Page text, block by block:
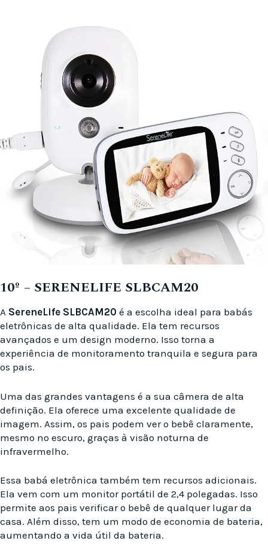
10º – SERENELIFE SLBCAM20
A SereneLife SLBCAM20 é a escolha ideal para babás
eletrônicas de alta qualidade. Ela tem recursos
avançados e um design moderno. Isso torna a
experiência de monitoramento tranquila e segura para
os pais.
Uma das grandes vantagens é a sua câmera de alta
definição. Ela oferece uma excelente qualidade de
imagem. Assim, os pais podem ver o bebê claramente,
mesmo no escuro, graças à visão noturna de
infravermelho.
Essa babá eletrônica também tem recursos adicionais.
Ela vem com um monitor portátil de 2,4 polegadas. Isso
permite aos pais verificar o bebê de qualquer lugar da
casa. Além disso, tem um modo de economia de bateria,
aumentando a vida útil da bateria.